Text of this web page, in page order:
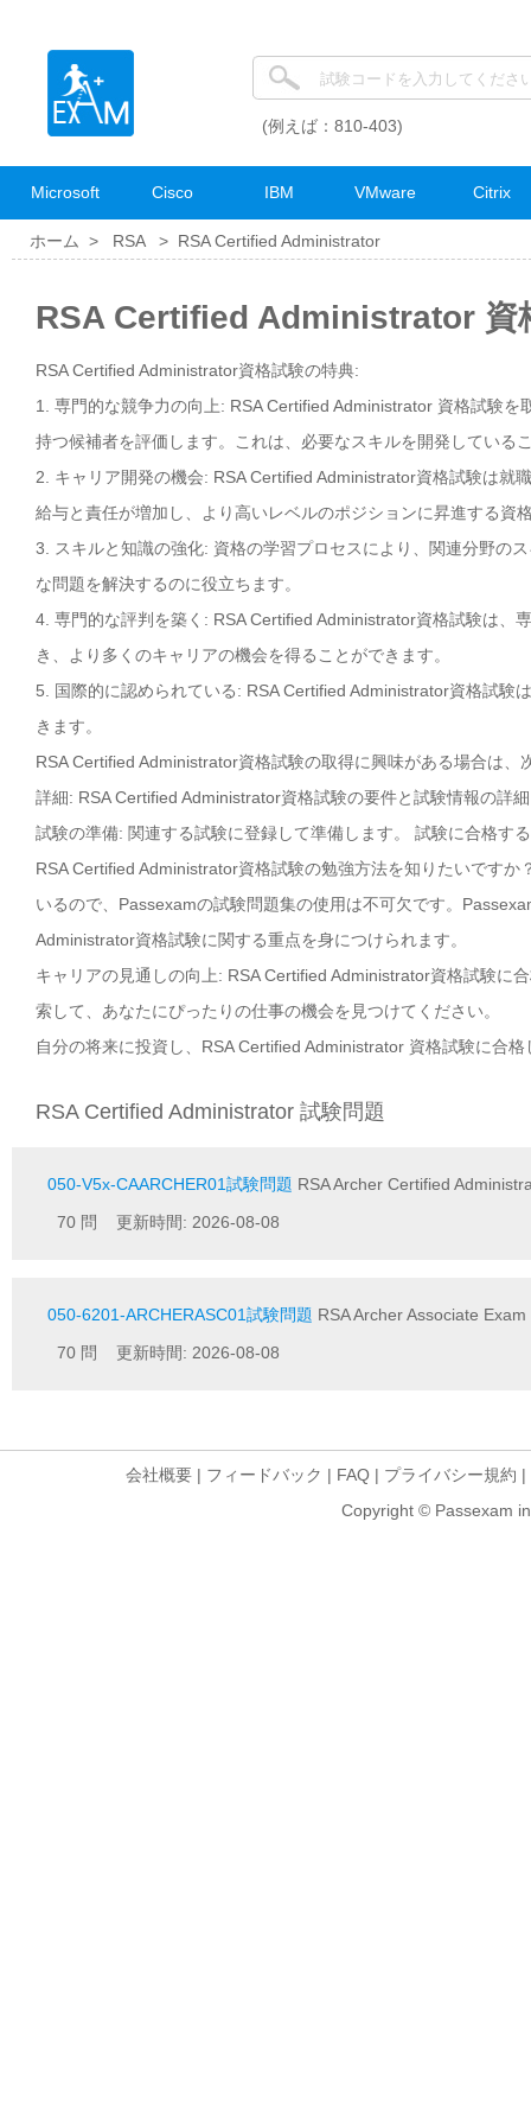
(例えば：810-403)
Microsoft Cisco IBM VMware Citrix
ホーム > RSA> RSA Certified Administrator
RSA Certified Administrator 資
RSA Certified Administrator資格試験の特典:
1. 専門的な競争力の向上: RSA Certified Administrator 資格試験
持つ候補者を評価します。これは、必要なスキルを開発している
2. キャリア開発の機会: RSA Certified Administrator資格試験は就
給与と責任が増加し、より高いレベルのポジションに昇進する資
3. スキルと知識の強化: 資格の学習プロセスにより、関連分野の
な問題を解決するのに役立ちます。
4. 専門的な評判を築く: RSA Certified Administrator資格試験は、
き、より多くのキャリアの機会を得ることができます。
5. 国際的に認められている: RSA Certified Administrator資格試験
きます。
RSA Certified Administrator資格試験の取得に興味がある場合は、
詳細: RSA Certified Administrator資格試験の要件と試験情報の詳
試験の準備: 関連する試験に登録して準備します。 試験に合格す
RSA Certified Administrator資格試験の勉強方法を知りたいです
いるので、Passexamの試験問題集の使用は不可欠です。
Administrator資格試験に関する重点を身につけられます。
キャリアの見通しの向上: RSA Certified Administrator資格試験に
索して、あなたにぴったりの仕事の機会を見つけてください。
自分の将来に投資し、RSA Certified Administrator 資格試験に合
RSA Certified Administrator 試験問題
050-V5x-CAARCHER01試験問題 RSA Archer Certified
70 問 更新時間: 2026-08-08
050-6201-ARCHERASC01試験問題 RSA Archer Associate Exam
70 問 更新時間: 2026-08-08
会社概要 | フィードバック | FAQ | プライバシー規約 |
Copyright © Passexam